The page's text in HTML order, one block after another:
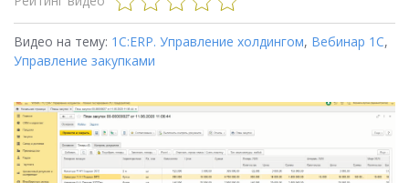
Видео на тему: 1С:ERP. Управление холдингом, Вебинар 1С,
Управление закупками